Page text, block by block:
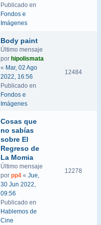
Publicado en
Fondos e
Imágenes
Body paint
Último mensaje
por hipolismata
« Mar, 02 Ago
2022, 16:56
Publicado en
Fondos e
Imágenes
12484
Cosas que
no sabías
sobre El
Regreso de
La Momia
Último mensaje
por pp4 « Jue,
30 Jun 2022,
09:56
Publicado en
Hablemos de
Cine
12278